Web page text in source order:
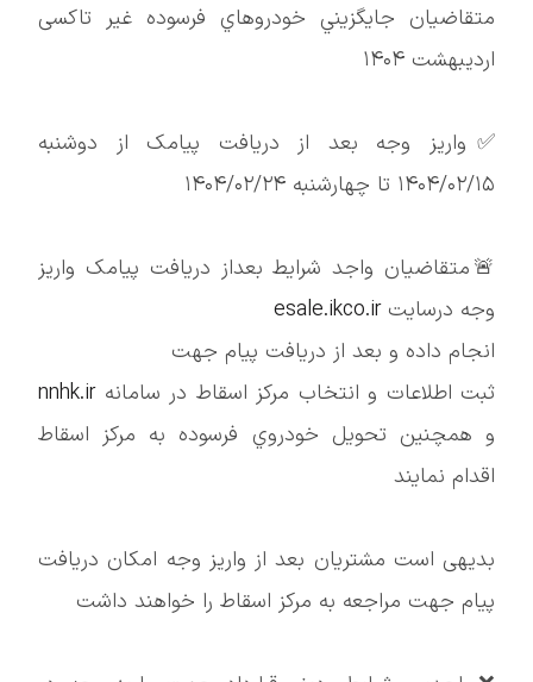
متقاضيان جايگزيني خودروهاي فرسوده غير تاکسی
اردیبهشت ۱۴۰۴
✅واریز وجه بعد از دریافت پیامک از دوشنبه
۱۴۰۴/۰۲/۱۵ تا چهارشنبه ۱۴۰۴/۰۲/۲۴
🚨متقاضیان واجد شرایط بعداز دریافت پیامک واریز
وجه درسایتesale.ikco.ir
انجام داده و بعد از دریافت پیام جهت
ثبت اطلاعات و انتخاب مركز اسقاط در سامانه nnhk.ir
و همچنين تحويل خودروي فرسوده به مركز اسقاط
اقدام نمایند
بدیهی است مشتریان بعد از واریز وجه امکان دریافت
پیام جهت مراجعه به مرکز اسقاط را خواهند داشت